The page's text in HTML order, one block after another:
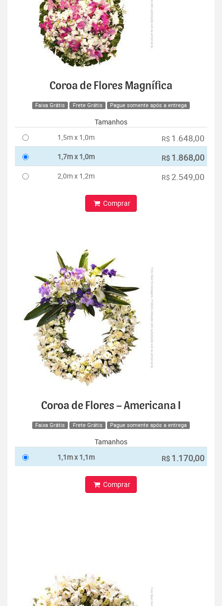
Coroa de Flores Magnífica
Faixa Grátis Frete Grátis Pague somente após a entrega
Tamanhos
1,5m x 1,0m
R$ 1.648,00
1,7m x 1,0m R$ 1.868,00
2,0m x 1,2m R$ 2.549,00
Comprar
Coroa de Flores – Americana I
Faixa Grátis Frete Grátis Pague somente após a entrega
Tamanhos
1,1m x 1,1m
R$ 1.170,00
Comprar